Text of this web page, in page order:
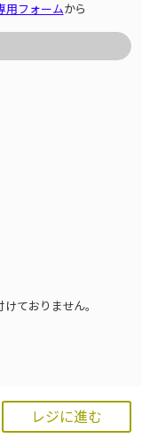
レジに進む
用フォームから
ておりません。